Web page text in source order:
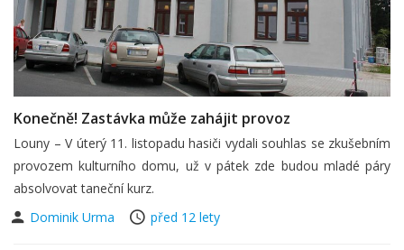
Konečně! Zastávka může zahájit provoz
Louny – V úterý 11. listopadu hasiči vydali souhlas se zkušebním
provozem kulturního domu, už v pátek zde budou mladé páry
absolvovat taneční kurz.
Dominik Urma
před 12 lety